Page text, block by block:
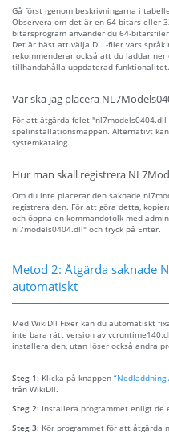
Gå först igenom beskrivningarna i
Observera om det är en 64-bitars eller
bitarsprogram använder du 64-
Det är bäst att välja DLL-filer vars
rekommenderar också att du laddar
tillhandahålla uppdaterad funktionalitet.
Var ska jag placera
För att åtgärda felet
spelinstallationsmappen. Alternativt
systemkatalog.
Hur man skall registrera
Om du inte placerar den saknade
registrera den. För att göra detta,
och öppna en kommandotolk med
nl7models0404.dll" och tryck på Enter.
Metod 2: Åtgärda saknade
automatiskt
Med WikiDll Fixer kan du automatiskt
inte bara rätt version av
installera den, utan löser också andra
Steg 1: Klicka på knappen “Nedladdning
från WikiDll.
Steg 2: Installera programmet enligt
Steg 3: Kör programmet för att åtgärda